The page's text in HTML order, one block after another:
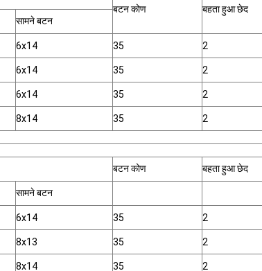
बटन कोण
बहता हुआ छेद
सामने बटन
6x14 35 2
6x14 35 2
6x14 35 2
8x14 35 2
बटन कोण बहता हुआ छेद
सामने बटन
6x14 35 2
8x13 35 2
8x14 35 2